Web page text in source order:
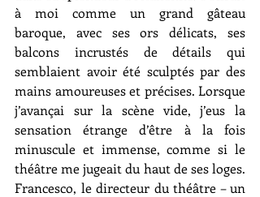
à moi comme un grand gâteau
baroque, avec ses ors délicats, ses
balcons incrustés de détails qui
semblaient avoir été sculptés par des
mains amoureuses et précises. Lorsque
j’avançai sur la scène vide, j’eus la
sensation étrange d’être à la fois
minuscule et immense, comme si le
théâtre me jugeait du haut de ses loges.
Francesco, le directeur du théâtre – un